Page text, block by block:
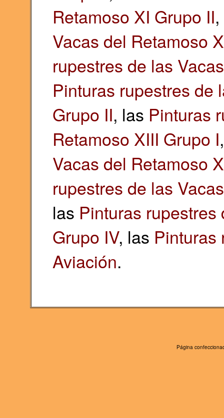
Retamoso XI Grupo II
Vacas del Retamoso
rupestres de las
Pinturas rupestres de
Grupo II, las Pinturas
Retamoso XIII Grupo I
Vacas del Retamoso
rupestres de las
las Pinturas
Grupo IV, las Pinturas
Aviación.
Página